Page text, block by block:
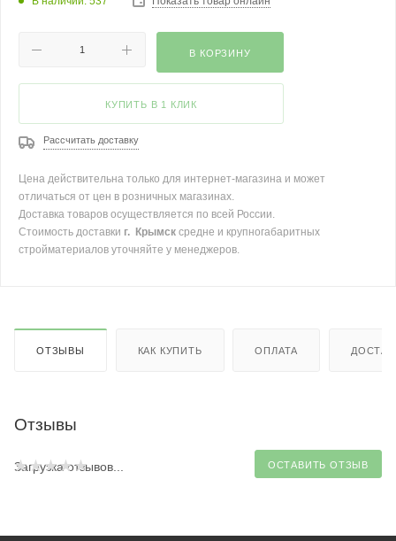
В КОРЗИНУ
КУПИТЬ В 1 КЛИК
Рассчитать доставку
Цена действительна только для интернет-магазина и может
отличаться от цен в розничных магазинах.
Доставка товаров осуществляется по всей России.
Стоимость доставки г. Крымск средне и крупногабаритных
стройматериалов уточняйте у менеджеров.
ОТЗЫВЫ КАК КУПИТЬ ОПЛАТА
Отзывы
ОСТАВИТЬ ОТЗЫВ
Загрузка отзывов...